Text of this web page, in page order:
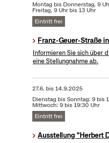
Montag bis Donnerstag, 9
Freitag, 9 Uhr bis 13 Uhr
Eintritt frei
Franz-Geuer-Straße
Informieren Sie sich über
eine Stellungnahme ab.
27.6. bis14.9.2025
Dienstag bis Sonntag: 9 bis
Mittwoch: 9 bis 19:30 Uhr
Eintritt frei
Ausstellung "Herbert